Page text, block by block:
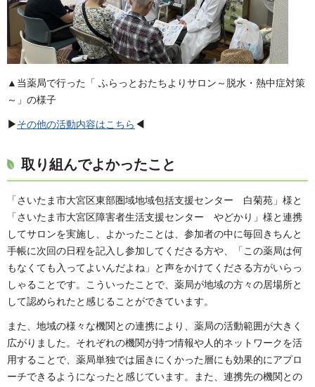
▲当薬局で行った「 ふらっとおたちよりサロン～脱水・熱中症対策
～」の様子
▶その他の活動内容はこちら ◀
取り組んでよかったこと
「さいたま市大宮区東部圏域地域包括支援センター 白菊苑」様と
「さいたま市大宮区障害者生活支援センター やどかり」様と連携
してサロンを実施し、よかったことは、参加者の中に毎回きちんと
手帳に次回の日程を記入し参加してくださる方や、「この薬局は何
もなくても入ってよいんだよね」と声をかけてくださる方がいらっ
しゃることです。こういったことで、薬局が地域の方々の居場所と
して認められたと感じることができています。
また、地域の様々な機関との連携により、薬局の活動範囲が大きく
広がりました。それぞれの機関が持つ情報や人的ネットワークを活
用することで、薬局単独では届きにくかった層にも効果的にアプロ
ーチできるようになったと感じています。また、連携先の機関との